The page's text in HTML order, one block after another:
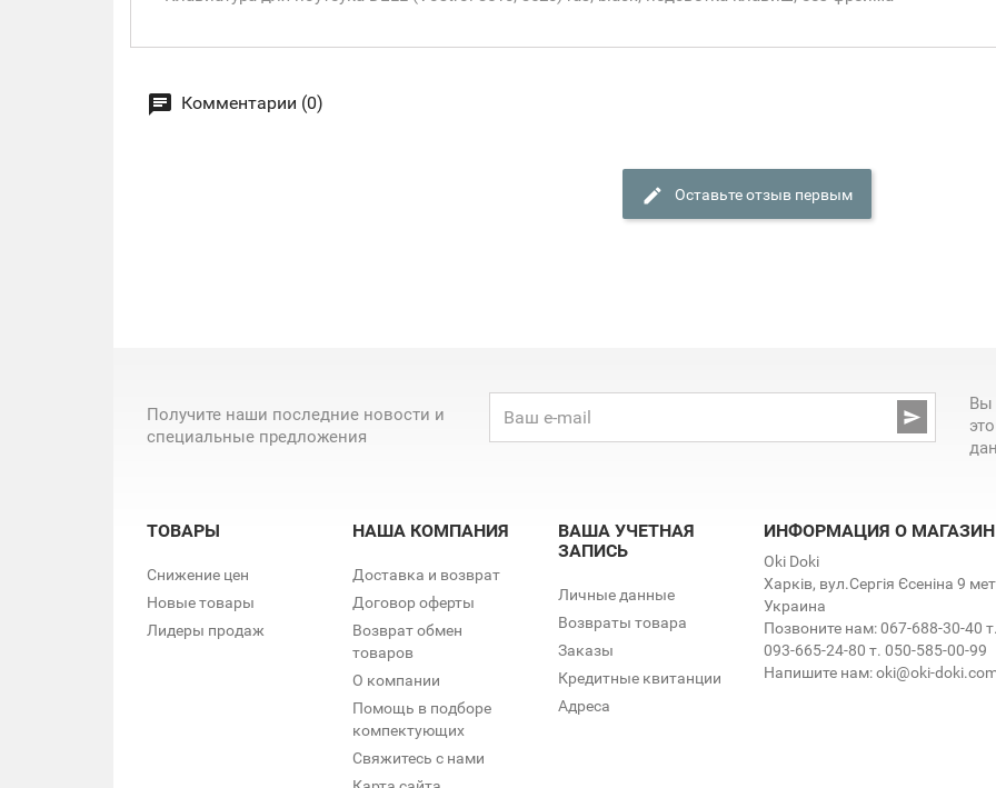
Комментарии (0)
Оставьте отзыв первым
Получите наши последние новости и
специальные предложения

Вы
ТОВАРЫ
Снижение цен
Новые товары
Лидеры продаж
НАША КОМПАНИЯ
Доставка и возврат
Договор оферты
Возврат обмен
товаров
О компании
Помощь в подборе
компектующих
Свяжитесь с нами
ВАША УЧЕТНАЯ
ЗАПИСЬ
Личные данные
Возвраты товара
Заказы
Кредитные квитанции
Адреса
ИНФОРМАЦИЯ О
Oki Doki
Харків, вул.Сергія Єсеніна 9
Украина
Позвоните нам:067-688-30-40
093-665-24-80 т. 050-585-00-99
Напишите нам:oki@oki-